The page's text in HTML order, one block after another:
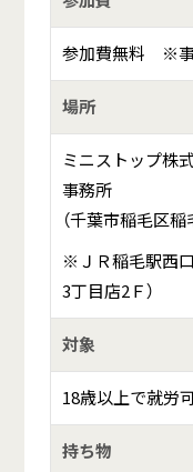
参加費無料 ※事
場所
ミニストップ株
事務所
（千葉市稲毛区
※ＪＲ稲毛駅西
3丁目店2Ｆ）
対象
18歳以上で就労
持ち物